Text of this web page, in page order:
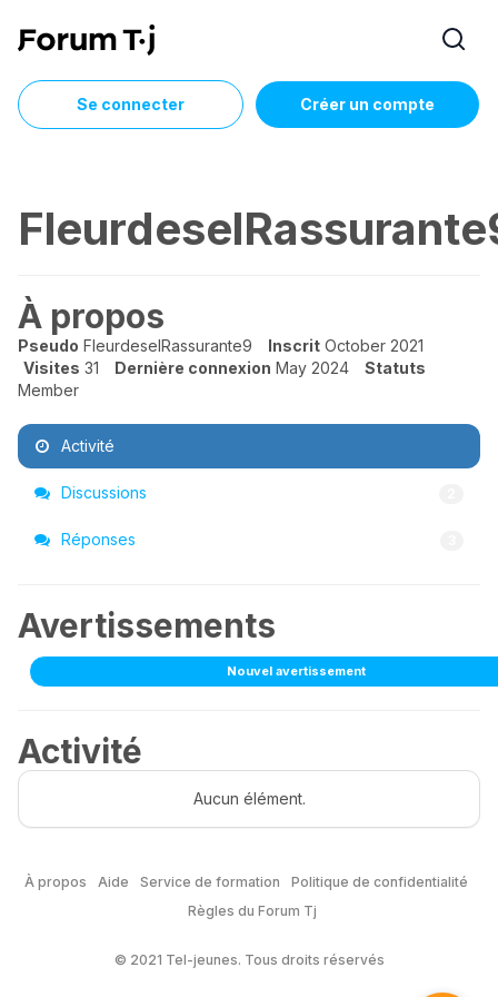
Se connecter Créer un compte
À propos
Pseudo FleurdeselRassurante9 Inscrit October 2021
Visites 31 Dernière connexion May 2024
Statuts
Member
Activité
Discussions
Réponses
Avertissements
Nouvel avertissement
Activité
Aucun élément.
À propos Aide Service de formation
Politique de confidentialité
Règles du Forum Tj
© 2021 Tel-jeunes. Tous droits réservés